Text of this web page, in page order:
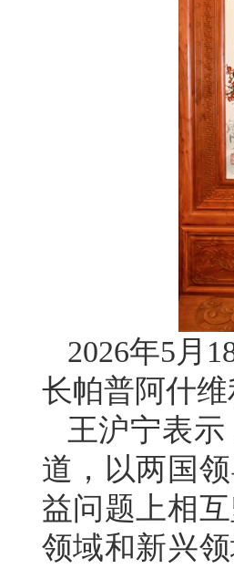
2026年5月
长帕普阿什维
王沪宁表
道，以两国
益问题上相
领域和新兴